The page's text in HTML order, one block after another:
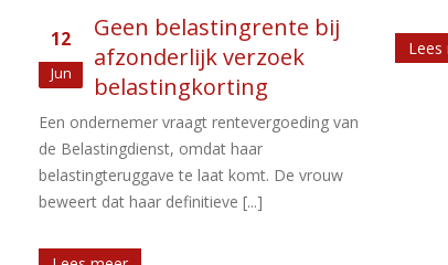
Lees meer 22